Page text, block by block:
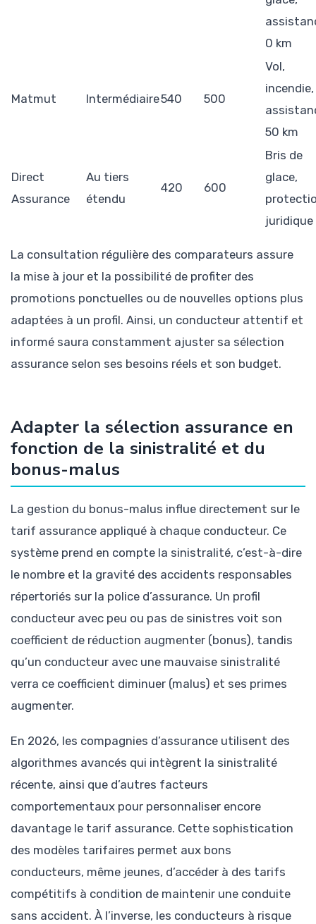
0 km
Matmut Intermédiaire540 500
Vol,
incendie,
50 km
Direct
Assurance
Au tiers
étendu
420 600
Bris de
glace,
juridique
La consultation régulière des comparateurs assure
la mise à jour et la possibilité de profiter des
promotions ponctuelles ou de nouvelles options plus
adaptées à un profil. Ainsi, un conducteur attentif et
informé saura constamment ajuster sa sélection
assurance selon ses besoins réels et son budget.
Adapter la sélection assurance en
fonction de la sinistralité et du
bonus-malus
La gestion du bonus-malus influe directement sur le
tarif assurance appliqué à chaque conducteur. Ce
système prend en compte la sinistralité, c’est-à-dire
le nombre et la gravité des accidents responsables
répertoriés sur la police d’assurance. Un profil
conducteur avec peu ou pas de sinistres voit son
coefficient de réduction augmenter (bonus), tandis
qu’un conducteur avec une mauvaise sinistralité
verra ce coefficient diminuer (malus) et ses primes
augmenter.
En 2026, les compagnies d’assurance utilisent des
algorithmes avancés qui intègrent la sinistralité
récente, ainsi que d’autres facteurs
comportementaux pour personnaliser encore
davantage le tarif assurance. Cette sophistication
des modèles tarifaires permet aux bons
conducteurs, même jeunes, d’accéder à des tarifs
compétitifs à condition de maintenir une conduite
sans accident. À l’inverse, les conducteurs à risque